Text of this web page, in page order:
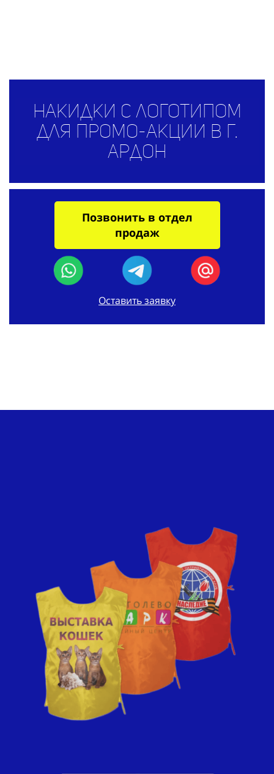
Накидки с логотипом
для промо-акции в г.
Ардон
Позвонить в отдел
продаж
Оставить заявку